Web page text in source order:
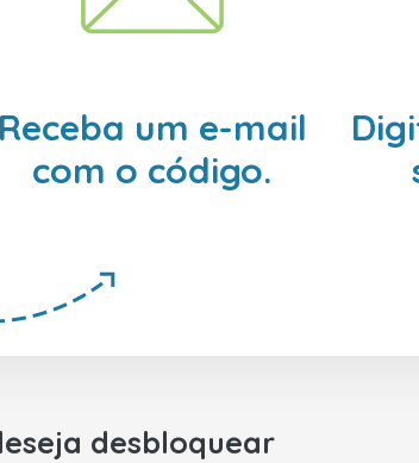
Receba um e-mail
com o código.
desbloquear